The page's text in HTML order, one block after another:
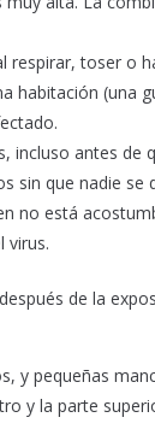
toser o
habitación (una
incluso antes de
que nadie se
no está
virus.
de la
y pequeñas
y la parte